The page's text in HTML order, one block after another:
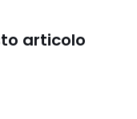
articolo